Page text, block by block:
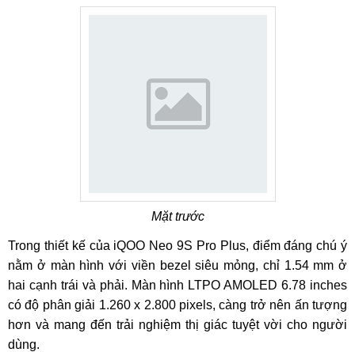
Mặt trước
Trong thiết kế của iQOO Neo 9S Pro Plus, điểm đáng chú ý
nằm ở màn hình với viền bezel siêu mỏng, chỉ 1.54 mm ở
hai cạnh trái và phải. Màn hình LTPO AMOLED 6.78 inches
có độ phân giải 1.260 x 2.800 pixels, càng trở nên ấn tượng
hơn và mang đến trải nghiệm thị giác tuyệt vời cho người
dùng.